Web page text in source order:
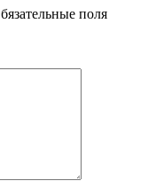
поля